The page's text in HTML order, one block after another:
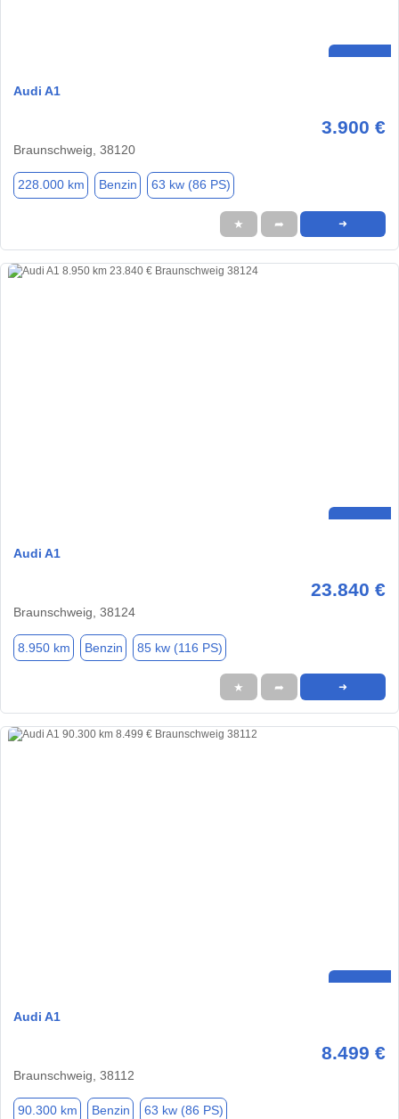
Audi A1
3.900 €
Braunschweig, 38120
228.000 km Benzin 63 kw (86 PS)
★ ➦ ➜
Audi A1
23.840 €
Braunschweig, 38124
8.950 km Benzin 85 kw (116 PS)
★ ➦ ➜
Audi A1
8.499 €
Braunschweig, 38112
90.300 km Benzin 63 kw (86 PS)